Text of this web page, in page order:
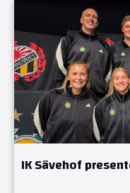
IK Sävehof